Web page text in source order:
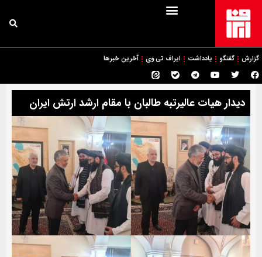
گزارش گفتگو یادداشت ایراف تی وی آخرین خبرها
دیدار هیات عالیرتبه طالبان با مقام ارشد ارتش ایران